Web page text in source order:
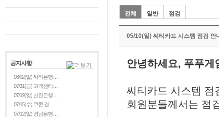
공지사항
08/02(일) 씨티은행…
07/31(금) 고객센터…
07/19(일) 신한은행…
07/15(수) 쿠콘 결…
07/12(일) 경남은행…
전체 일반 점검
05/10(일) 씨티카드 시스템 점검 안
안녕하세요, 푸푸게
씨티카드 시스템 점
회원분들께서는 점